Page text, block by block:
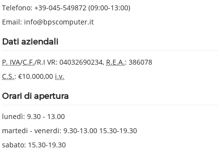
Telefono: +39-045-549872 (09:00-13:00)
Email: info@bpscomputer.it
Dati aziendali
P. IVA/C.F./R.I VR: 04032690234, R.E.A.: 386078
C.S.: €10.000,00 i.v.
Orari di apertura
lunedì: 9.30 - 13.00
martedi - venerdi: 9.30-13.00 15.30-19.30
sabato: 15.30-19.30